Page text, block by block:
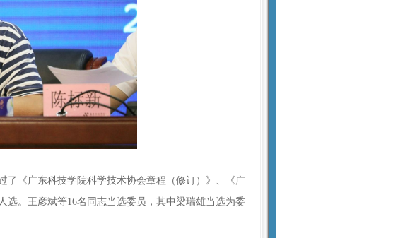
《广东科技学院科学技术协会章程（修订）》、《广
。王彦斌等16名同志当选委员，其中梁瑞雄当选为委